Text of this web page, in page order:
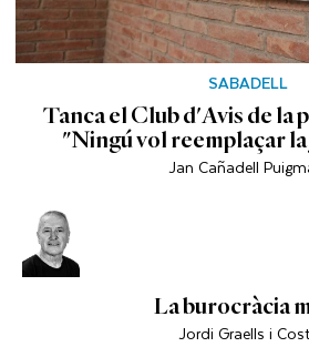
SABADELL
Tanca el Club d'Avis de la
"Ningú vol reemplaçar
Jan Cañadell
La burocràcia
Jordi Graells i